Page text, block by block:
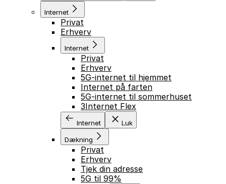
Internet
Privat
Erhverv
Internet
Privat
Erhverv
5G-internet til hjemmet
Internet på farten
5G-internet til sommerhuset
3Internet Flex
Internet Luk
Dækning
Privat
Erhverv
Tjek din adresse
5G til 99%